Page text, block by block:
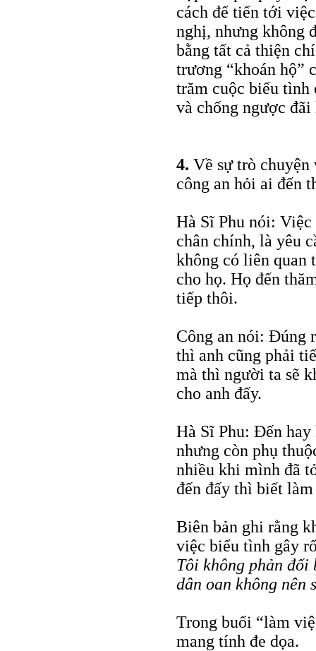
cách để tiến tới
nghị, nhưng không
bằng tất cả thiện
trương “khoán hộ”
trăm cuộc biểu tình
và chống ngược
4. Về sự trò chuyện
công an hỏi ai đến
Hà Sĩ Phu nói: Việc
chân chính, là yêu
không có liên quan
cho họ. Họ đến
tiếp thôi.
Công an nói: Đúng
thì anh cũng phải
mà thì người ta sẽ
cho anh đấy.
Hà Sĩ Phu: Đến
nhưng còn phụ
nhiều khi mình đã
đến đấy thì biết làm
Biên bản ghi rằng
việc biểu tình gây
Tôi không phản đối
dân oan không nên
Trong buổi “làm
mang tính đe dọa.